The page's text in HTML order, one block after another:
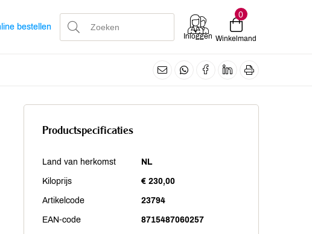
bestellen
Inloggen
0
Winkelmand
Productspecificaties
Land van herkomst NL
Kiloprijs € 230,00
Artikelcode 23794
EAN-code 8715487060257